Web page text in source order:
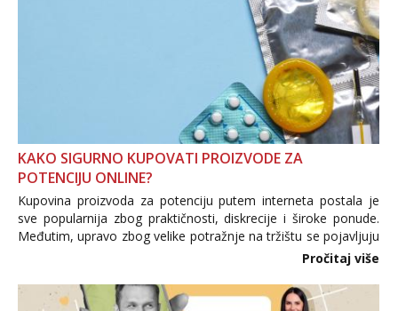
KAKO SIGURNO KUPOVATI PROIZVODE ZA
POTENCIJU ONLINE?
Kupovina proizvoda za potenciju putem interneta postala je
sve popularnija zbog praktičnosti, diskrecije i široke ponude.
Međutim, upravo zbog velike potražnje na tržištu se pojavljuju
i brojni krivotvoreni proizvodi, nepouzdane internetske
Pročitaj više